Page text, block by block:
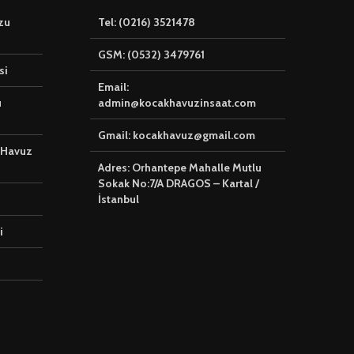
Tel: (0216) 3521478
GSM: (0532) 3479761
Email:
admin@kocakhavuzinsaat.com
Gmail: kocakhavuz@gmail.com
Adres: Orhantepe Mahalle Mutlu
Sokak No:7/A DRAGOS – Kartal /
İstanbul